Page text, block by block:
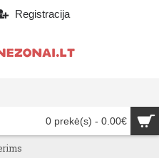
Registracija
0 prekė(s) - 0.00€